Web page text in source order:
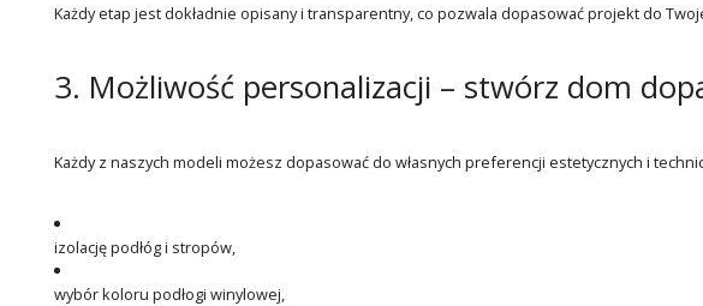
Każdy etap jest dokładnie opisany i transparentny, co pozwala dopasować projekt do
3. Możliwość personalizacji – stwórz dom
Każdy z naszych modeli możesz dopasować do własnych preferencji estetycznych i
izolację podłóg i stropów,
wybór koloru podłogi winylowej,